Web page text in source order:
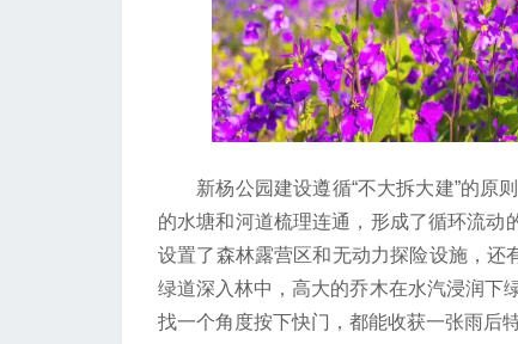
新杨公园建设遵循“不大拆大建”的原
的水塘和河道梳理连通，形成了循环流动
设置了森林露营区和无动力探险设施，还
绿道深入林中，高大的乔木在水汽浸润下
找一个角度按下快门，都能收获一张雨后